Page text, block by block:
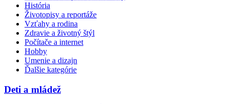
História
Životopisy a reportáže
Vzťahy a rodina
Zdravie a životný štýl
Počítače a internet
Hobby
Umenie a dizajn
Ďalšie kategórie
Deti a mládež